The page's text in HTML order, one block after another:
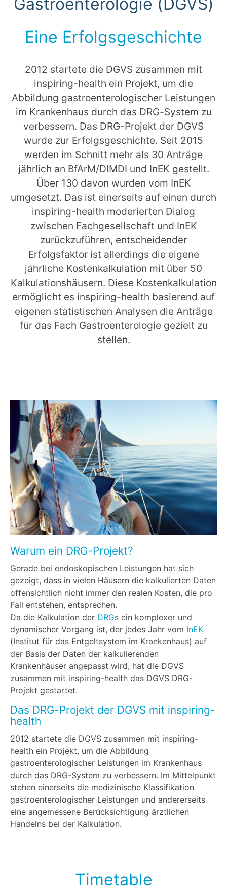
Gastroenterologie (DGVS)
Eine Erfolgsgeschichte
2012 startete die DGVS zusammen mit
inspiring-health ein Projekt, um die
Abbildung gastroenterologischer Leistungen
im Krankenhaus durch das DRG-System zu
verbessern. Das DRG-Projekt der DGVS
wurde zur Erfolgsgeschichte. Seit 2015
werden im Schnitt mehr als 30 Anträge
jährlich an BfArM/DIMDI und InEK gestellt.
Über 130 davon wurden vom InEK
umgesetzt. Das ist einerseits auf einen durch
inspiring-health moderierten Dialog
zwischen Fachgesellschaft und InEK
zurückzuführen, entscheidender
Erfolgsfaktor ist allerdings die eigene
jährliche Kostenkalkulation mit über 50
Kalkulationshäusern. Diese Kostenkalkulation
ermöglicht es inspiring-health basierend auf
eigenen statistischen Analysen die Anträge
für das Fach Gastroenterologie gezielt zu
stellen.
Warum ein DRG-Projekt?
Gerade bei endoskopischen Leistungen hat sich
gezeigt, dass in vielen Häusern die kalkulierten Daten
offensichtlich nicht immer den realen Kosten, die pro
Fall entstehen, entsprechen.
Da die Kalkulation der DRGs ein komplexer und
dynamischer Vorgang ist, der jedes Jahr vom InEK
(Institut für das Entgeltsystem im Krankenhaus) auf
der Basis der Daten der kalkulierenden
Krankenhäuser angepasst wird, hat die DGVS
zusammen mit inspiring-health das DGVS DRG-
Projekt gestartet.
Das DRG-Projekt der DGVS mit inspiring-
health
2012 startete die DGVS zusammen mit inspiring-
health ein Projekt, um die Abbildung
gastroenterologischer Leistungen im Krankenhaus
durch das DRG-System zu verbessern. Im Mittelpunkt
stehen einerseits die medizinische Klassifikation
gastroenterologischer Leistungen und andererseits
eine angemessene Berücksichtigung ärztlichen
Handelns bei der Kalkulation.
Timetable